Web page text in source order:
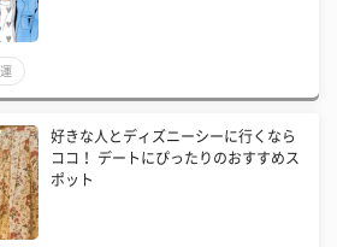
好きな人とディズニーシーに行くなら
ココ！ デートにぴったりのおすすめス
ポット